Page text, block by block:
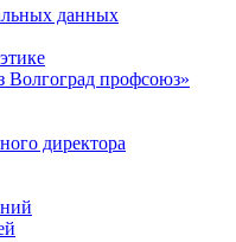
данных
профсоюз»
директора